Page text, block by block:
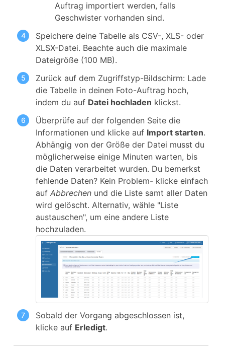
Auftrag importiert werden, falls
Geschwister vorhanden sind.
Speichere deine Tabelle als CSV-, XLS- oder
XLSX-Datei. Beachte auch die maximale
Dateigröße (100 MB).
Zurück auf dem Zugriffstyp-Bildschirm: Lade
die Tabelle in deinen Foto-Auftrag hoch,
indem du auf Datei hochladen klickst.
Überprüfe auf der folgenden Seite die
Informationen und klicke auf Import starten.
Abhängig von der Größe der Datei musst du
möglicherweise einige Minuten warten, bis
die Daten verarbeitet wurden. Du bemerkst
fehlende Daten? Kein Problem- klicke einfach
auf Abbrechen und die Liste samt aller Daten
wird gelöscht. Alternativ, wähle "Liste
austauschen", um eine andere Liste
hochzuladen.
Sobald der Vorgang abgeschlossen ist,
klicke auf Erledigt.